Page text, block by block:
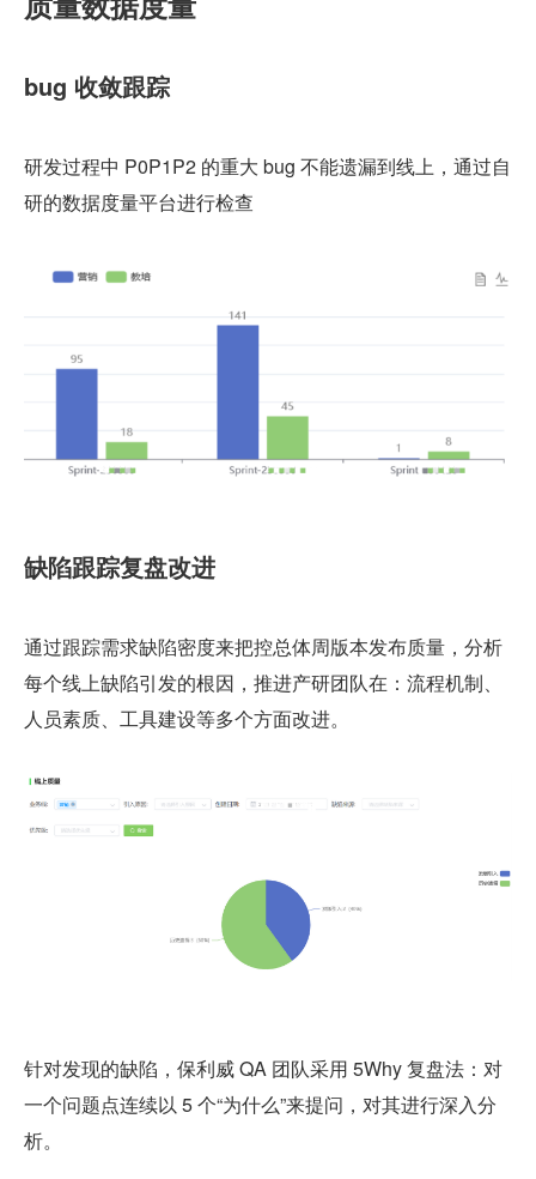
bug 收敛跟踪
研发过程中 P0P1P2 的重大 bug 不能遗漏到线上，通过自
研的数据度量平台进行检查
缺陷跟踪复盘改进
通过跟踪需求缺陷密度来把控总体周版本发布质量，分析
每个线上缺陷引发的根因，推进产研团队在：流程机制、
人员素质、工具建设等多个方面改进。
针对发现的缺陷，保利威 QA 团队采用 5Why 复盘法：对
一个问题点连续以 5 个“为什么”来提问，对其进行深入分
析。